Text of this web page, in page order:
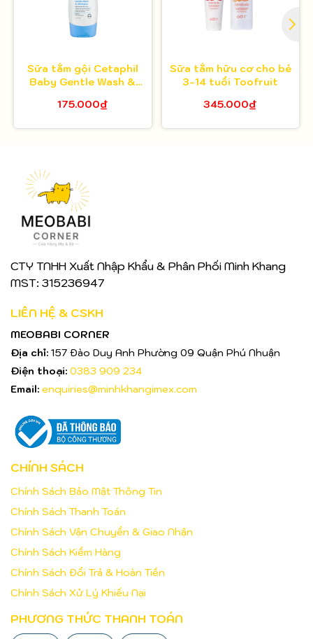
Sữa tắm gội Cetaphil
Baby Gentle Wash &
175.000₫
Sữa tắm hữu cơ cho bé
3-14 tuổi Toofruit
345.000₫
CTY TNHH Xuất Nhập Khẩu & Phân Phối Minh Khang
MST: 315236947
LIÊN HỆ & CSKH
MEOBABI CORNER
Địa chỉ: 157 Đào Duy Anh Phường 09 Quận Phú Nhuận
Điện thoại: 0383 909 234
Email: enquiries@minhkhangimex.com
CHÍNH SÁCH
Chính Sách Bảo Mật Thông Tin
Chính Sách Thanh Toán
Chính Sách Vận Chuyển & Giao Nhận
Chính Sách Kiểm Hàng
Chính Sách Đổi Trả & Hoàn Tiền
Chính Sách Xử Lý Khiếu Nại
PHƯƠNG THỨC THANH TOÁN